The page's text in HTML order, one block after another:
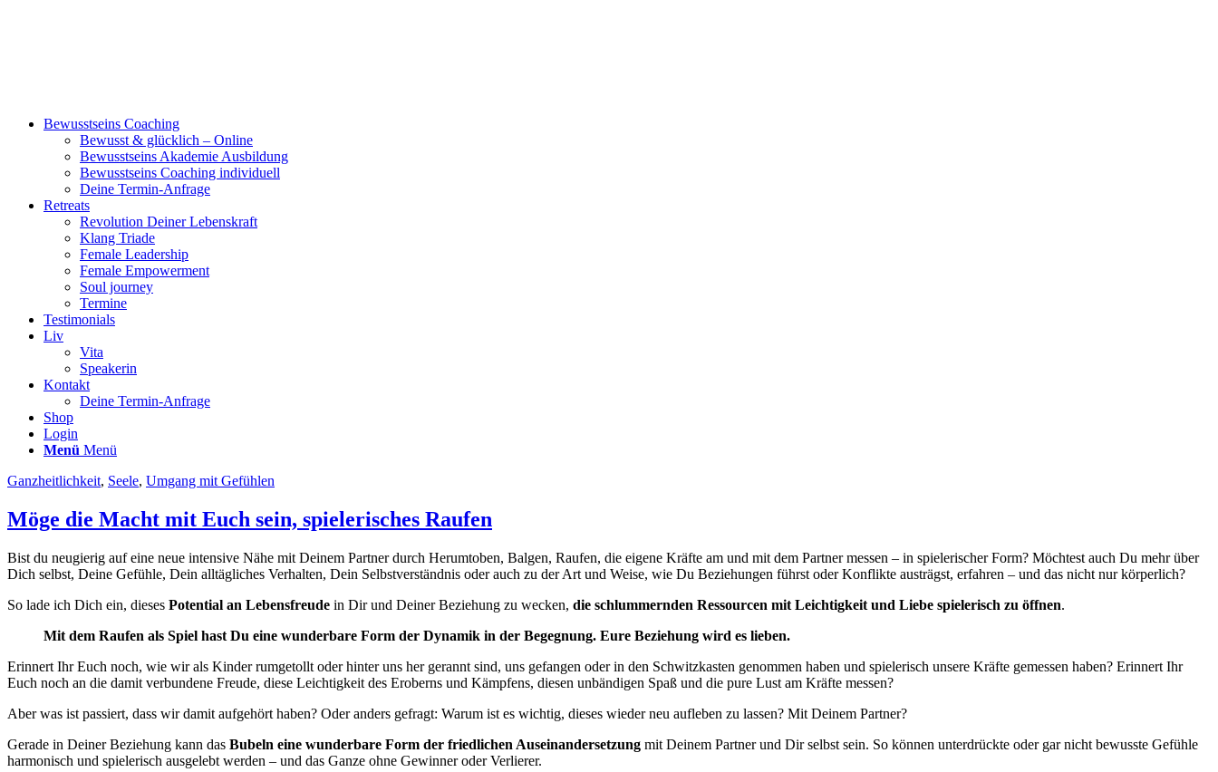
Bewusstseins Coaching
Bewusst & glücklich – Online
Bewusstseins Akademie Ausbildung
Bewusstseins Coaching individuell
Deine Termin-Anfrage
Retreats
Revolution Deiner Lebenskraft
Klang Triade
Female Leadership
Female Empowerment
Soul journey
Termine
Testimonials
Liv
Vita
Speakerin
Kontakt
Deine Termin-Anfrage
Shop
Login
Menü Menü
Ganzheitlichkeit, Seele, Umgang mit Gefühlen
Möge die Macht mit Euch sein, spielerisches Raufen
Bist du neugierig auf eine neue intensive Nähe mit Deinem Partner durch Herumtoben, Balgen, Raufen, die eigene Kräfte am und mit dem Partner messen – in spielerischer Form? Möchtest auch Du mehr über
Dich selbst, Deine Gefühle, Dein alltägliches Verhalten, Dein Selbstverständnis oder auch zu der Art und Weise, wie Du Beziehungen führst oder Konflikte austrägst, erfahren – und das nicht nur körperlich?
So lade ich Dich ein, dieses Potential an Lebensfreude in Dir und Deiner Beziehung zu wecken, die schlummernden Ressourcen mit Leichtigkeit und Liebe spielerisch zu öffnen.
Mit dem Raufen als Spiel hast Du eine wunderbare Form der Dynamik in der Begegnung. Eure Beziehung wird es lieben.
Erinnert Ihr Euch noch, wie wir als Kinder rumgetollt oder hinter uns her gerannt sind, uns gefangen oder in den Schwitzkasten genommen haben und spielerisch unsere Kräfte gemessen haben? Erinnert Ihr
Euch noch an die damit verbundene Freude, diese Leichtigkeit des Eroberns und Kämpfens, diesen unbändigen Spaß und die pure Lust am Kräfte messen?
Aber was ist passiert, dass wir damit aufgehört haben? Oder anders gefragt: Warum ist es wichtig, dieses wieder neu aufleben zu lassen? Mit Deinem Partner?
Gerade in Deiner Beziehung kann das Bubeln eine wunderbare Form der friedlichen Auseinandersetzung mit Deinem Partner und Dir selbst sein. So können unterdrückte oder gar nicht bewusste Gefühle
harmonisch und spielerisch ausgelebt werden – und das Ganze ohne Gewinner oder Verlierer.